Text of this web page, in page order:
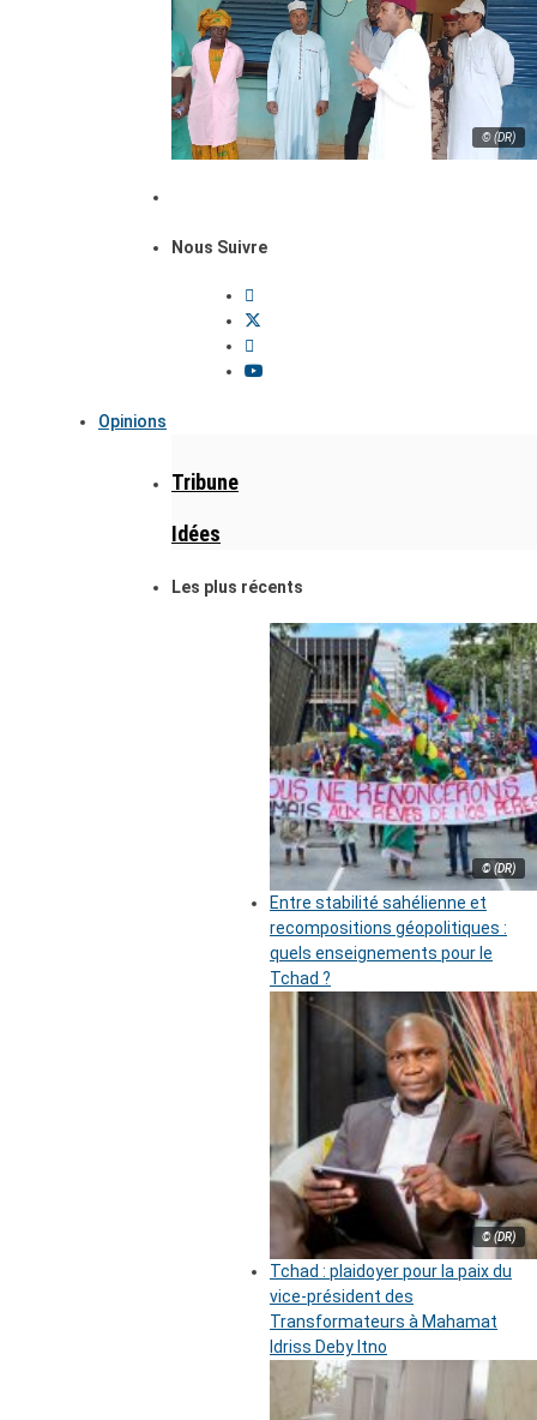
© (DR)
Nous Suivre
Opinions
Tribune
Idées
Les plus récents
© (DR)
Entre stabilité sahélienne et
recompositions géopolitiques :
quels enseignements pour le
Tchad ?
© (DR)
Tchad : plaidoyer pour la paix du
vice-président des
Transformateurs à Mahamat
Idriss Deby Itno